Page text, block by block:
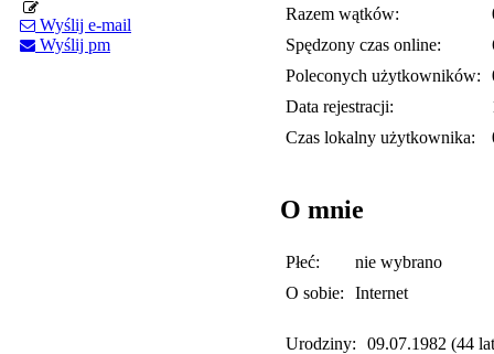
Wyślij e-mail
Wyślij pm
Razem wątków:
Spędzony czas online:
Poleconych użytkowników:
Data rejestracji:
Czas lokalny użytkownika:
O mnie
Płeć:
nie wybrano
O sobie:
Internet
Urodziny: 09.07.1982 (44